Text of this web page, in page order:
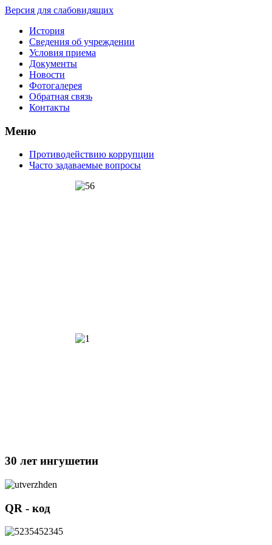
Версия для слабовидящих
История
Сведения об учреждении
Условия приема
Документы
Новости
Фотогалерея
Обратная связь
Контакты
Меню
Противодействию коррупции
Часто задаваемые вопросы
30 лет ингушетии
QR - код